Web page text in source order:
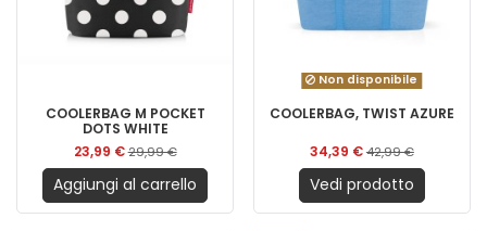
COOLERBAG M POCKET
DOTS WHITE
23,99 €29,99 €
Aggiungi al carrello
Non disponibile
COOLERBAG, TWIST AZURE
34,39 €42,99 €
Vedi prodotto